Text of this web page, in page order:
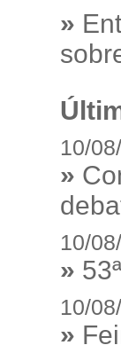
»
10/
»
10/
»
10/
»